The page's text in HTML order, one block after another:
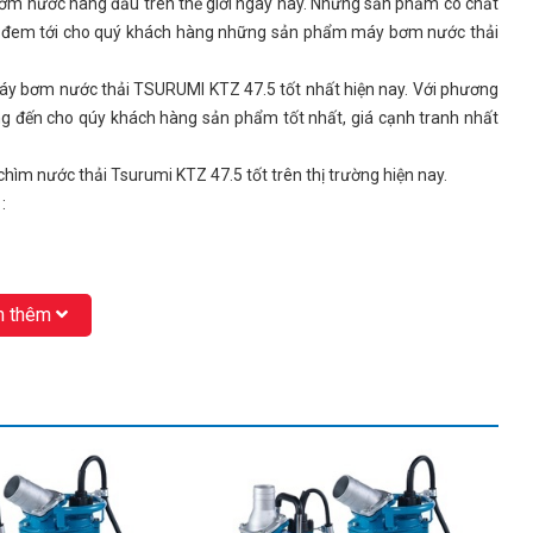
tới cho quý khách hàng những sản phẩm máy bơm nước thải
bơm nước thải TSURUMI KTZ 47.5 tốt nhất hiện nay. Với phương
cho qúy khách hàng sản phẩm tốt nhất, giá cạnh tranh nhất
nước thải Tsurumi KTZ 47.5 tốt trên thị trường hiện nay.
thêm